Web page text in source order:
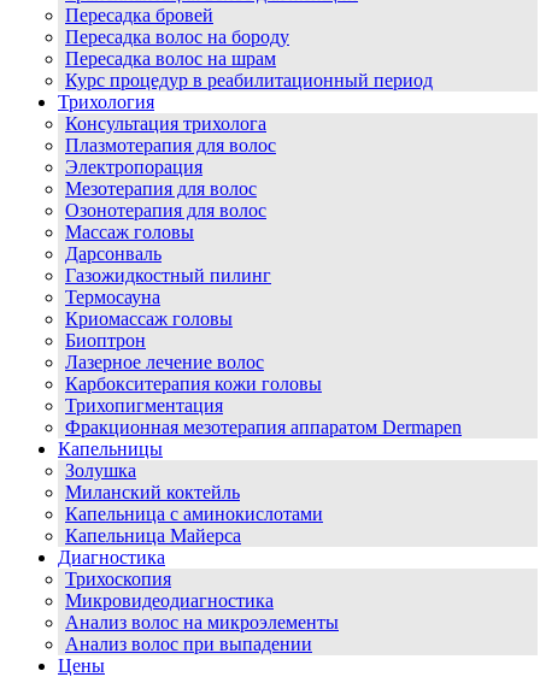
Пересадка бровей
Пересадка волос на бороду
Пересадка волос на шрам
Курс процедур в реабилитационный период
Трихология
Консультация трихолога
Плазмотерапия для волос
Электропорация
Мезотерапия для волос
Озонотерапия для волос
Массаж головы
Дарсонваль
Газожидкостный пилинг
Термосауна
Криомассаж головы
Биоптрон
Лазерное лечение волос
Карбокситерапия кожи головы
Трихопигментация
Фракционная мезотерапия аппаратом Dermapen
Капельницы
Золушка
Миланский коктейль
Капельница с аминокислотами
Капельница Майерса
Диагностика
Трихоскопия
Микровидеодиагностика
Анализ волос на микроэлементы
Анализ волос при выпадении
Цены